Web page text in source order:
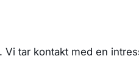
tar kontakt med en